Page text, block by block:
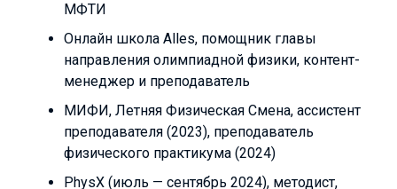
МФТИ
Онлайн школа Alles, помощник главы
направления олимпиадной физики, контент-
менеджер и преподаватель
МИФИ, Летняя Физическая Смена, ассистент
преподавателя (2023), преподаватель
физического практикума (2024)
PhysX (июль — сентябрь 2024), методист,